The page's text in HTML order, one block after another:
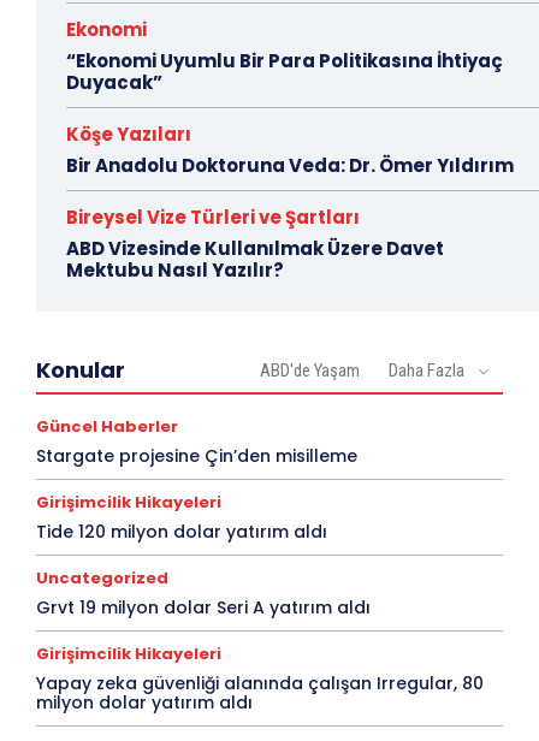
Ekonomi
“Ekonomi Uyumlu Bir Para Politikasına İhtiyaç
Duyacak”
Köşe Yazıları
Bir Anadolu Doktoruna Veda: Dr. Ömer Yıldırım
Bireysel Vize Türleri ve Şartları
ABD Vizesinde Kullanılmak Üzere Davet
Mektubu Nasıl Yazılır?
Konular ABD'de Yaşam Daha Fazla
Güncel Haberler
Stargate projesine Çin’den misilleme
Girişimcilik Hikayeleri
Tide 120 milyon dolar yatırım aldı
Uncategorized
Grvt 19 milyon dolar Seri A yatırım aldı
Girişimcilik Hikayeleri
Yapay zeka güvenliği alanında çalışan Irregular, 80
milyon dolar yatırım aldı